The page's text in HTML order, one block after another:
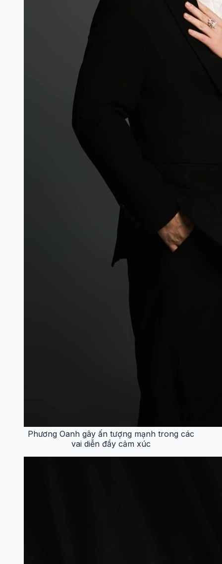
Phương Oanh gây ấn tượng mạnh trong các
vai diễn đầy cảm xúc